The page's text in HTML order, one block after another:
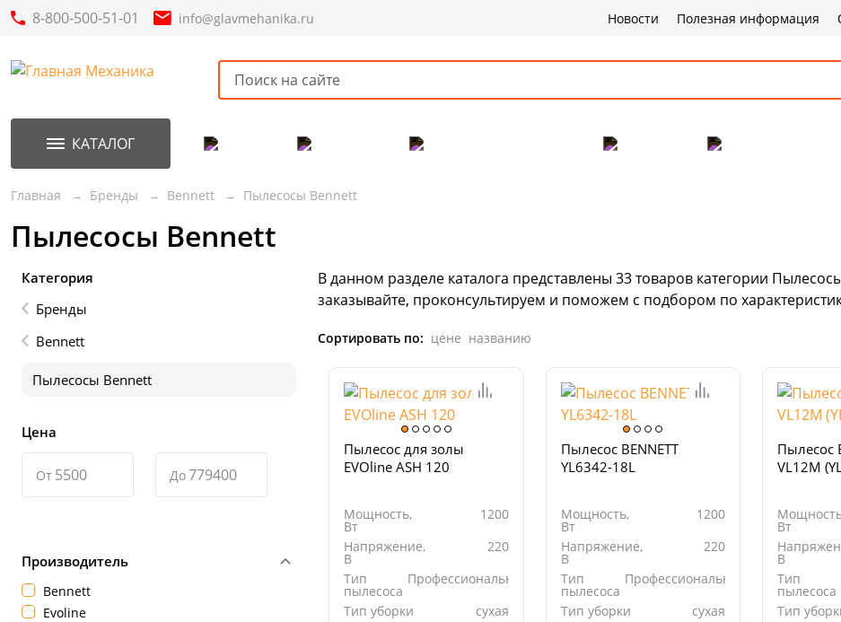
8-800-500-51-01 info@glavmehanika.ru Новости Полезная информация
КАТАЛОГ
Главная Бренды Bennett Пылесосы Bennett
Пылесосы Bennett
Категория
Бренды
Bennett
Пылесосы Bennett
Цена
От До
Производитель
Bennett
Evoline
В данном разделе каталога представлены 33товаров категории
заказывайте, проконсультируем и поможем с подбором по
Сортировать по: цене названию
Пылесос для золы
EVOline ASH 120
Мощность,
Вт
1200
Напряжение,
В
220
Тип
пылесоса
Профессиональный
Тип уборки
сухая
Пылесос BENNETT
YL6342-18L
Мощность,
Вт
1200
Напряжение,
В
220
Тип
пылесоса
Профессиональный
Тип уборки
сухая
Пылесос
VL12M
Вт
В
Тип
пылесоса
Тип